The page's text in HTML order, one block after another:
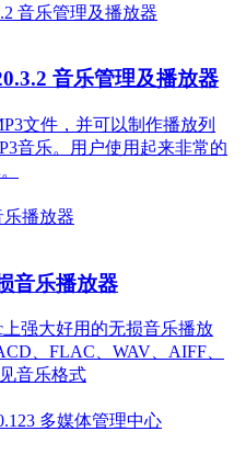
音乐管理及播放器
文件，并可以制作播放列
音乐。用户使用起来非常的
音乐播放器
上强大好用的无损音乐播放
、FLAC、WAV、AIFF、
音乐格式